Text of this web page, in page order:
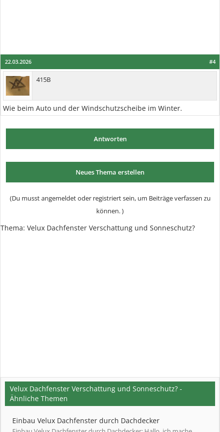
#4
22.03.2026
415B
Wie beim Auto und der Windschutzscheibe im Winter.
Antworten
Neues Thema erstellen
(Du musst angemeldet oder registriert sein, um Beiträge verfassen zu
können. )
Thema: Velux Dachfenster Verschattung und Sonneschutz?
Velux Dachfenster Verschattung und Sonneschutz? -
Ähnliche Themen
Einbau Velux Dachfenster durch Dachdecker